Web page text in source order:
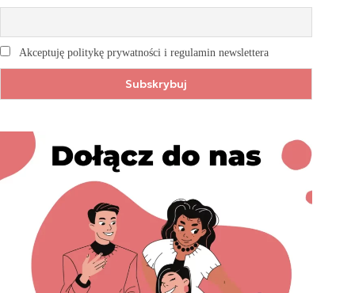
Akceptuję politykę prywatności i regulamin newslettera